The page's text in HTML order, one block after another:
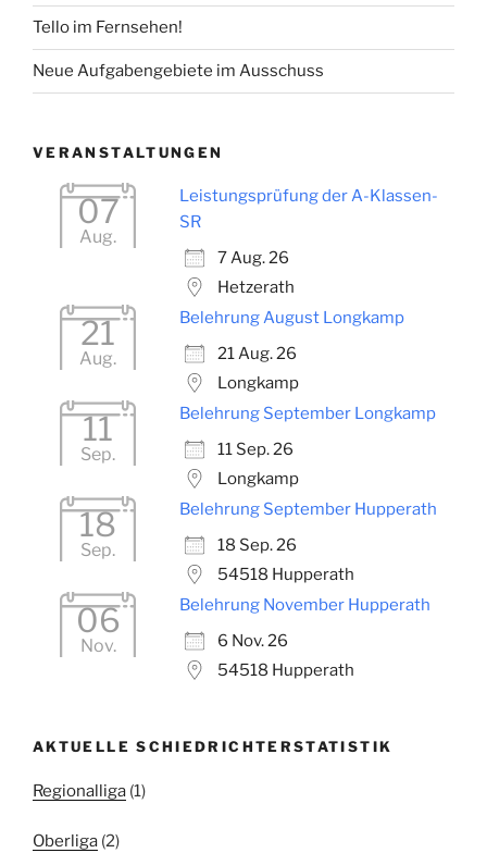
Tello im Fernsehen!
Neue Aufgabengebiete im Ausschuss
VERANSTALTUNGEN
07
Aug.
Leistungsprüfung der A-Klassen-
SR
7 Aug. 26
Hetzerath
21
Aug.
Belehrung August Longkamp
21 Aug. 26
Longkamp
11
Sep.
Belehrung September Longkamp
11 Sep. 26
Longkamp
18
Sep.
Belehrung September Hupperath
18 Sep. 26
54518 Hupperath
06
Nov.
Belehrung November Hupperath
6 Nov. 26
54518 Hupperath
AKTUELLE SCHIEDRICHTERSTATISTIK
Regionalliga (1)
Oberliga (2)